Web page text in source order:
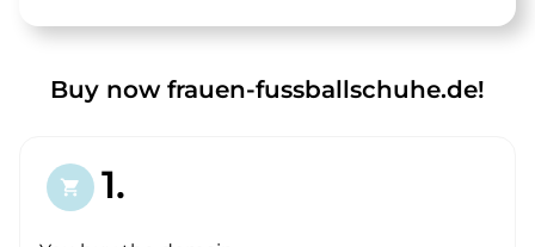
Buy now frauen-fussballschuhe.de!
shopping_cart 1.